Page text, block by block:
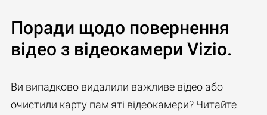
Поради щодо повернення
відео з відеокамери Vizio.
Ви випадково видалили важливе відео або
очистили карту пам'яті відеокамери? Читайте